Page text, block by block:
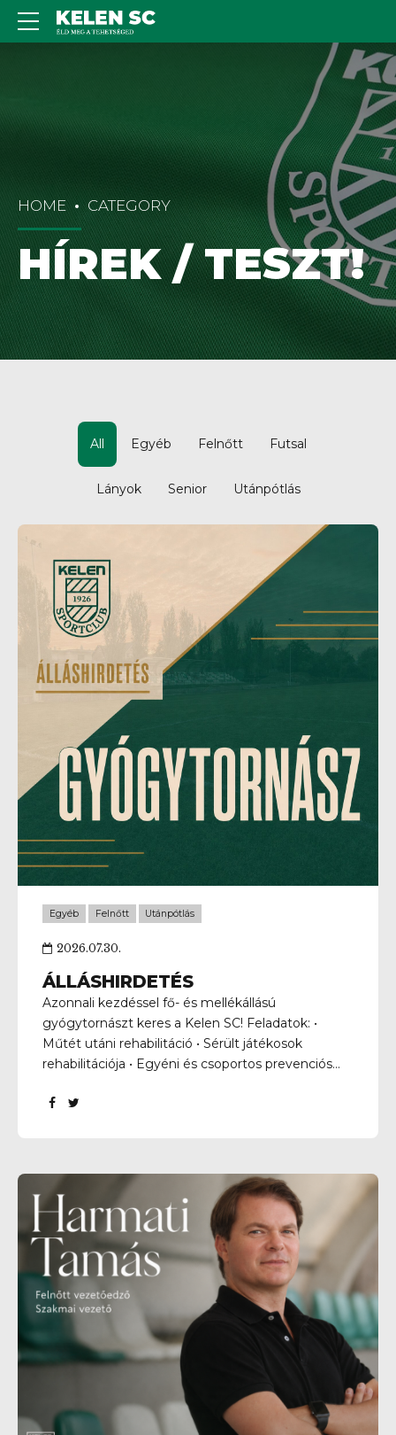
HOME CATEGORY
HÍREK / TESZT!
All Egyéb Felnőtt Futsal
Lányok Senior Utánpótlás
Egyéb Felnőtt Utánpótlás
2026.07.30.
ÁLLÁSHIRDETÉS
Azonnali kezdéssel fő- és mellékállású
gyógytornászt keres a Kelen SC! Feladatok: •
Műtét utáni rehabilitáció • Sérült játékosok
rehabilitációja • Egyéni és csoportos prevenciós
korrekciós programunk koordinálása • A kezelések
Változatos és felelősségteljes feladatok •
Dinamikusan fejlődő szakmai környezet •
Versenyképes bérezés A fényképes önéletrajzot a
kalmaradrian@gmail.com e-mail címre várjuk!
Telefon: +36 (20) 599-43-67 – Kalmár Adrián